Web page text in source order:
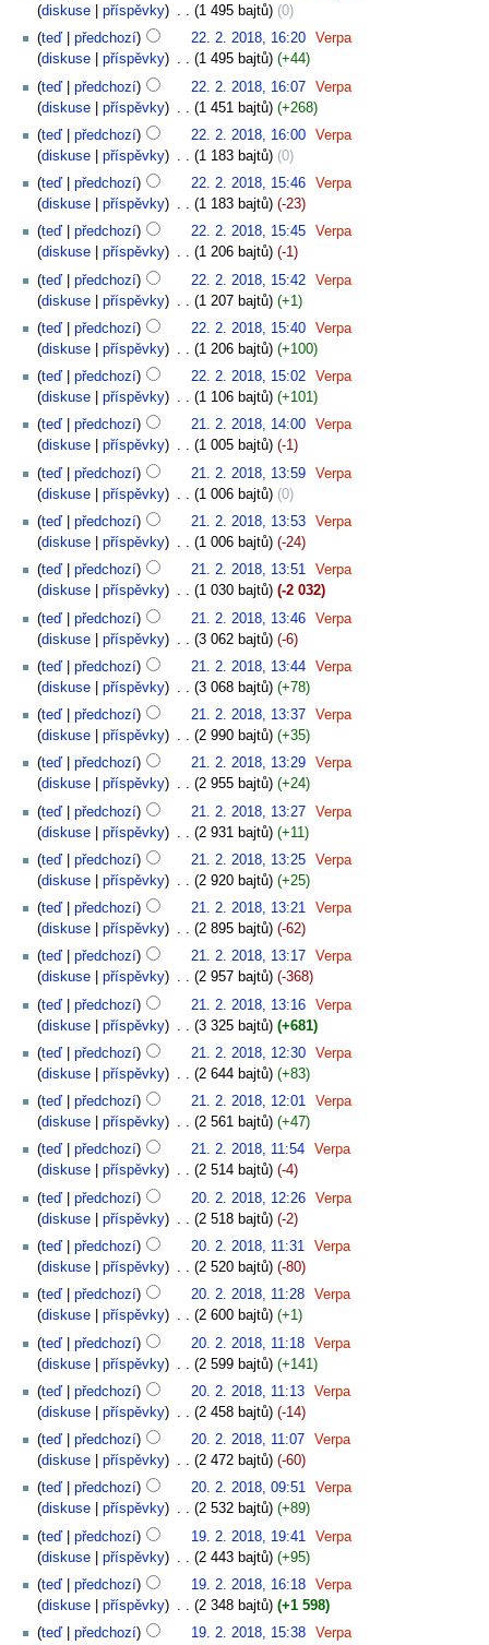
diskuse
příspěvky 1 495 bajtů
0
teď
předchozí 22. 2. 2018, 16:20
Verpa
diskuse
příspěvky 1 495 bajtů
+44
teď
předchozí 22. 2. 2018, 16:07
Verpa
diskuse
příspěvky 1 451 bajtů
+268
teď
předchozí 22. 2. 2018, 16:00
Verpa
diskuse
příspěvky 1 183 bajtů
0
teď
předchozí 22. 2. 2018, 15:46
Verpa
diskuse
příspěvky 1 183 bajtů
-23
teď
předchozí 22. 2. 2018, 15:45
Verpa
diskuse
příspěvky 1 206 bajtů
-1
teď
předchozí 22. 2. 2018, 15:42
Verpa
diskuse
příspěvky 1 207 bajtů
+1
teď
předchozí 22. 2. 2018, 15:40
Verpa
diskuse
příspěvky 1 206 bajtů
+100
teď
předchozí 22. 2. 2018, 15:02
Verpa
diskuse
příspěvky 1 106 bajtů
+101
teď
předchozí 21. 2. 2018, 14:00
Verpa
diskuse
příspěvky 1 005 bajtů
-1
teď
předchozí 21. 2. 2018, 13:59
Verpa
diskuse
příspěvky 1 006 bajtů
0
teď
předchozí 21. 2. 2018, 13:53
Verpa
diskuse
příspěvky 1 006 bajtů
-24
teď
předchozí 21. 2. 2018, 13:51
Verpa
diskuse
příspěvky 1 030 bajtů
-2 032
teď
předchozí 21. 2. 2018, 13:46
Verpa
diskuse
příspěvky 3 062 bajtů
-6
teď
předchozí 21. 2. 2018, 13:44
Verpa
diskuse
příspěvky 3 068 bajtů
+78
teď
předchozí 21. 2. 2018, 13:37
Verpa
diskuse
příspěvky 2 990 bajtů
+35
teď
předchozí 21. 2. 2018, 13:29
Verpa
diskuse
příspěvky 2 955 bajtů
+24
teď
předchozí 21. 2. 2018, 13:27
Verpa
diskuse
příspěvky 2 931 bajtů
+11
teď
předchozí 21. 2. 2018, 13:25
Verpa
diskuse
příspěvky 2 920 bajtů
+25
teď
předchozí 21. 2. 2018, 13:21
Verpa
diskuse
příspěvky 2 895 bajtů
-62
teď
předchozí 21. 2. 2018, 13:17
Verpa
diskuse
příspěvky 2 957 bajtů
-368
teď
předchozí 21. 2. 2018, 13:16
Verpa
diskuse
příspěvky 3 325 bajtů
+681
teď
předchozí 21. 2. 2018, 12:30
Verpa
diskuse
příspěvky 2 644 bajtů
+83
teď
předchozí 21. 2. 2018, 12:01
Verpa
diskuse
příspěvky 2 561 bajtů
+47
teď
předchozí 21. 2. 2018, 11:54
Verpa
diskuse
příspěvky 2 514 bajtů
-4
teď
předchozí 20. 2. 2018, 12:26
Verpa
diskuse
příspěvky 2 518 bajtů
-2
teď
předchozí 20. 2. 2018, 11:31
Verpa
diskuse
příspěvky 2 520 bajtů
-80
teď
předchozí 20. 2. 2018, 11:28
Verpa
diskuse
příspěvky 2 600 bajtů
+1
teď
předchozí 20. 2. 2018, 11:18
Verpa
diskuse
příspěvky 2 599 bajtů
+141
teď
předchozí 20. 2. 2018, 11:13
Verpa
diskuse
příspěvky 2 458 bajtů
-14
teď
předchozí 20. 2. 2018, 11:07
Verpa
diskuse
příspěvky 2 472 bajtů
-60
teď
předchozí 20. 2. 2018, 09:51
Verpa
diskuse
příspěvky 2 532 bajtů
+89
teď
předchozí 19. 2. 2018, 19:41
Verpa
diskuse
příspěvky 2 443 bajtů
+95
teď
předchozí 19. 2. 2018, 16:18
Verpa
diskuse
příspěvky 2 348 bajtů
+1 598
teď
předchozí 19. 2. 2018, 15:38 Verpa